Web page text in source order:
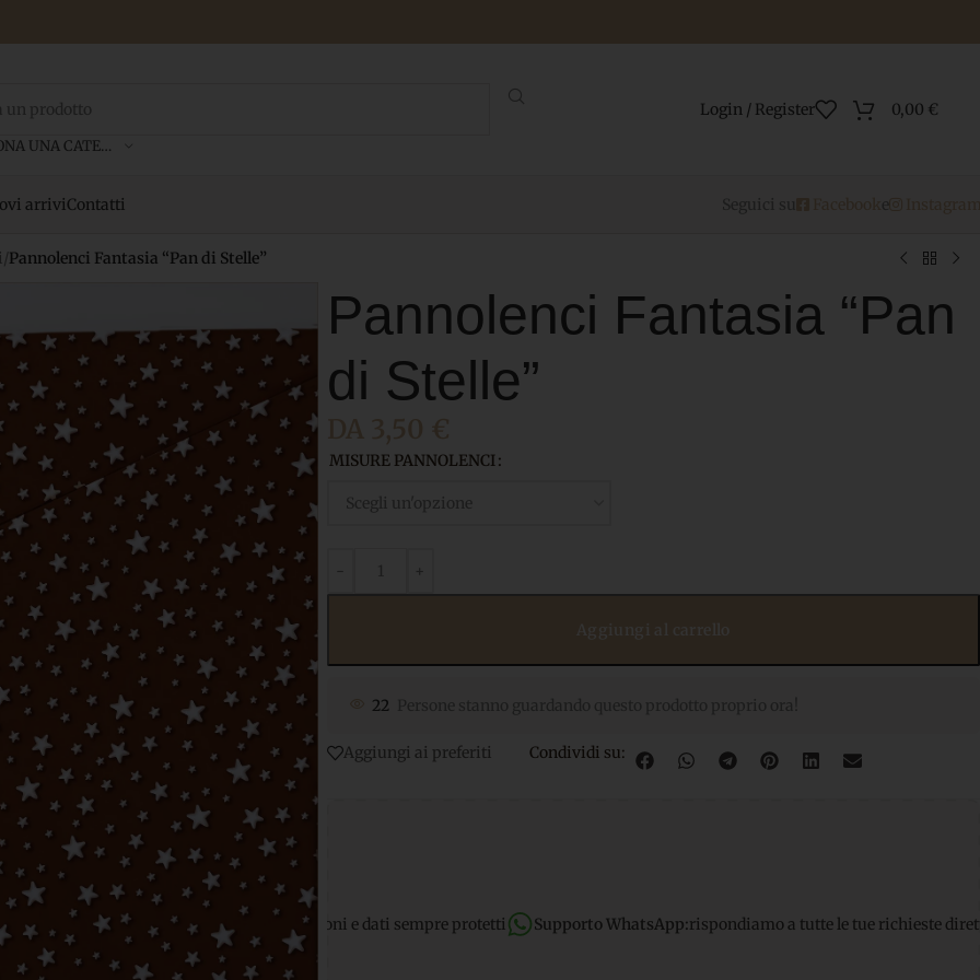
SELEZIONA UNA CATEGORIA
Login / Register 0,00 €
arriviContatti
/Pannolenci Fantasia “Pan di Stelle”
Pannolenci Fantasia “Pan
di Stelle”
MISURE PANNOLENCI
22
Aggiungi ai preferiti Condividi su:
sicuriper transazioni e dati sempre protetti Supporto WhatsApp:rispondiamo a tutte le tue richieste dirette Spedizione